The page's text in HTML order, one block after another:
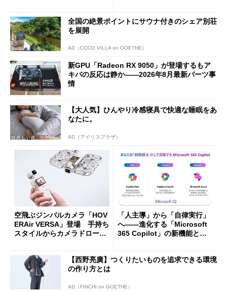
全国の絶景ポイントにサウナ付きのシェア別荘
を展開
AD（COCO VILLA on GOETHE）
新GPU「Radeon RX 9050」が登場するもア
キバの反応は静か――2026年8月最新パーツ事
情
【大人気】ひんやり冷感寝具で快適な睡眠をあ
なたに。
AD（アイリスプラザ）
空飛ぶジンバルカメラ「HOV
ERAir VERSA」登場 手持ち
スタイルからカメラドローン
「人主導」から「自律実行」
へ――進化する「Microsoft
365 Copilot」の新機能とエ
【西野亮廣】つくりたいものを追求できる環境
の作り方とは
AD（FINCHI on GOETHE）